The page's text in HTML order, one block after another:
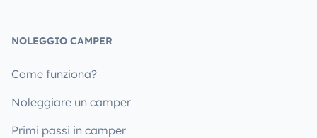
NOLEGGIO CAMPER
Come funziona?
Noleggiare un camper
Primi passi in camper